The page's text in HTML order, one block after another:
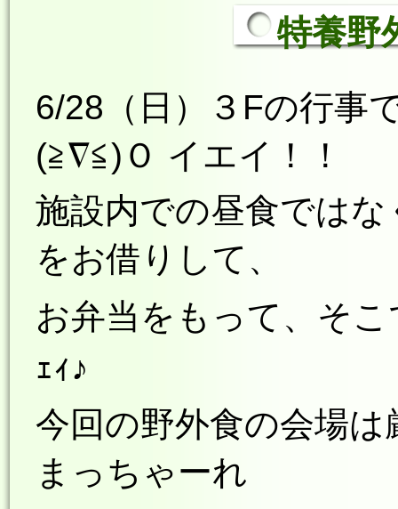
特養野
6/28（日）３Fの行事
(≧∇≦)Ｏ イエイ！！
施設内での昼食では
をお借りして、
お弁当をもって、そこ
ｪｨ♪
今回の野外食の会場
まっちゃーれ